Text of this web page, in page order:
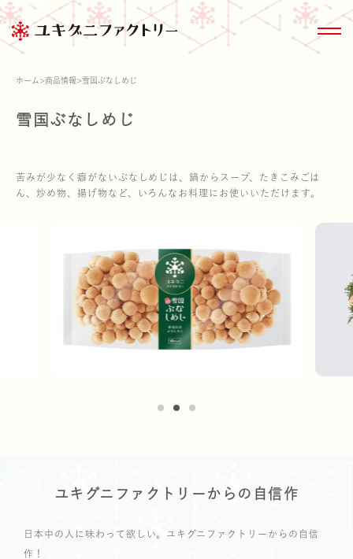
商品情報トップ
ブランド紹介
雪国まいたけ極
きのこ大百科
家のまわりのきの
サステナビリティ
ESG関連デー
会社情報
ホーム >商品情報 >雪国ぶなしめじ
雪国ぶなしめじ
苦みが少なく癖がないぶなしめじは、鍋からスープ、たきこみごは
ん、炒め物、揚げ物など、いろんなお料理にお使いいただけます。
ユキグニファクトリーからの自信作
日本中の人に味わって欲しい。ユキグニファクトリーからの自信
作！